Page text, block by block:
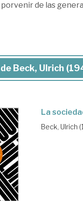
de las
Beck, Ulrich
La
Beck, Ulrich